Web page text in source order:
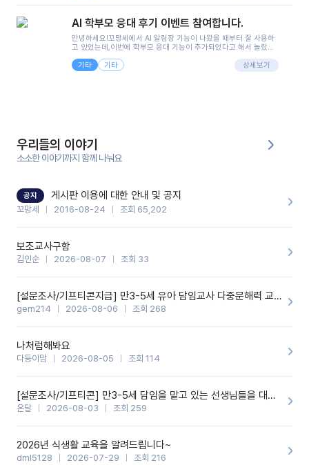
정보를 제공하면서 물어봐야할 때가 있어그때마다 정보를 입력하는
으셔서 고민이 됐는데ai 학부모 응대를 써볼 수 있어서 좋았어요!앞
면..)그리고 제가 신입 때 이게 있었더라면 ㅜㅜㅜㅜ?응대 팁이 정말
좋은거 같아요지금은 그래도 아이들이 잘 이해 되지만초임 때는 정
말 어려워서 항상다른 선생님들께 도움을 요청했었거든요..ㅠ*일지
쓸 때도 좀 도움이 되는 거 같아요!
AI 학부모 응대 후기 이벤트 참여합니다.
안녕하세요!꼬망세에서 AI 알림장 기능이 나왔을 때부터 잘 사용하
고 있었는데,이번에 학부모 응대 기능이 추가되었다고 해서 놀랐습
님 응대에 더 많은 부담을 느끼고 있습니다 ㅠㅠ이번에 제가 원에서
겪은 일과 학부모님께 전달드렸던 내용을 함께 보시고,저와 비슷한
을 많이 하는데,꼬망봇 덕분에 고민하는 시간을 줄이고 학부모님을
안심시킬 수 있었습니다.이 부분은 꼬망봇이 추가로 알려준 응대 tip
입니다.학부모님께 전화를 드리기 전에, 내용을 숙지하여 좀 더 전문
성 있는 교사가 되어 대화를 나눌 수 있었습니다.꼬망세 AI학부모 응
기능을 개발해 주셔서 감사합니다.
기타 기타 상세보기
우리들의 이야기
소소한 이야기까지 함께 나눠요
공지 게시판 이용에 대한 안내 및 공지
꼬망세 2016-08-24 조회 65,202
보조교사구함
김인순 2026-08-07 조회 33
[설문조사/기프티콘지급] 만3-5세 유아 담임교사 다중문해력 교육 증진을 위한 설문조사
gem214 2026-08-06 조회 268
나처럼해봐요
다둥이맘 2026-08-05 조회 114
[설문조사/기프티콘] 만3-5세 담임을 맡고 있는 선생님들을 대상으로 설문조사를 합니다!
온달 2026-08-03 조회 259
2026년 식생활 교육을 알려드립니다~
dml5128 2026-07-29 조회 216